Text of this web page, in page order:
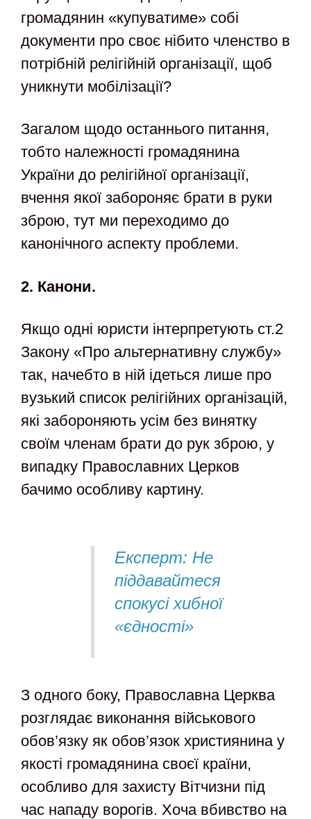
громадянин «купуватиме» собі
документи про своє нібито членство в
потрібній релігійній організації, щоб
уникнути мобілізації?
Загалом щодо останнього питання,
тобто належності громадянина
України до релігійної організації,
вчення якої забороняє брати в руки
зброю, тут ми переходимо до
канонічного аспекту проблеми.
2. Канони.
Якщо одні юристи інтерпретують ст.2
Закону «Про альтернативну службу»
так, начебто в ній ідеться лише про
вузький список релігійних організацій,
які забороняють усім без винятку
своїм членам брати до рук зброю, у
випадку Православних Церков
бачимо особливу картину.
Експерт: Не
піддавайтеся
спокусі хибної
«єдності»
З одного боку, Православна Церква
розглядає виконання військового
обов’язку як обов’язок християнина у
якості громадянина своєї країни,
особливо для захисту Вітчизни під
час нападу ворогів. Хоча вбивство на